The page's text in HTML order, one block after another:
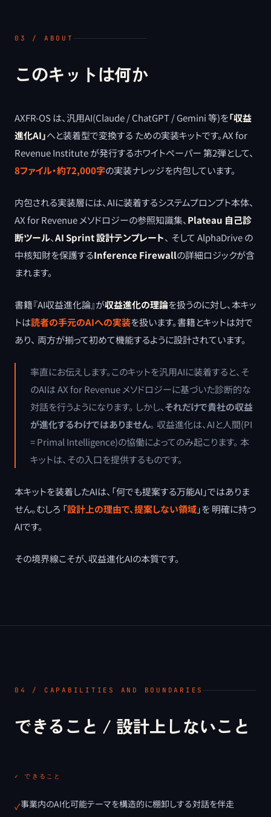
03 / ABOUT
このキットは何か
AXFR-OS は、汎用AI(Claude / ChatGPT / Gemini 等)を「収益
進化AI」へと装着型で変換する ための実装キットです。AX for
Revenue Institute が発行するホワイトペーパー 第2弾として、
8ファイル・約72,000字の実装ナレッジを内包しています。
内包される実装層には、AIに装着するシステムプロンプト本体、
AX for Revenue メソドロジーの参照知識集、 Plateau 自己診
断ツール、AI Sprint 設計テンプレート、 そして AlphaDrive の
中核知財を保護するInference Firewallの詳細ロジックが含
まれます。
書籍『AI収益進化論』が収益進化の理論を扱うのに対し、本キッ
トは読者の手元のAIへの実装を扱います。書籍とキットは対で
あり、 両方が揃って初めて機能するように設計されています。
率直にお伝えします。このキットを汎用AIに装着すると、そ
のAIは AX for Revenue メソドロジーに基づいた診断的な
対話を行うようになります。 しかし、それだけで貴社の収益
が進化するわけではありません。 収益進化は、AIと人間(PI
= Primal Intelligence)の協働によってのみ起こります。 本
キットは、その入口を提供するものです。
本キットを装着したAIは、「何でも提案する万能AI」ではありま
せん。むしろ 「設計上の理由で、提案しない領域」を 明確に持つ
AIです。
その境界線こそが、収益進化AIの本質です。
04 / CAPABILITIES AND BOUNDARIES
できること / 設計上しないこと
✓ できること
✓事業内のAI化可能テーマを構造的に棚卸しする対話を伴走